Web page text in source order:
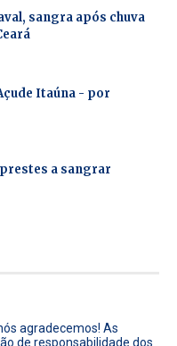
sangra após chuva
Itaúna - por
a sangrar
agradecemos! As
de responsabilidade dos